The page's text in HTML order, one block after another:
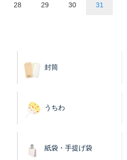
28 29 30 31
封筒
うちわ
紙袋・手提げ袋